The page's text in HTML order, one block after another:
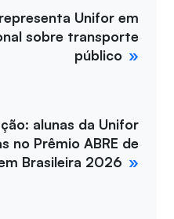
Unifor em
sobre transporte
público
alunas da Unifor
no Prêmio ABRE de
Brasileira 2026